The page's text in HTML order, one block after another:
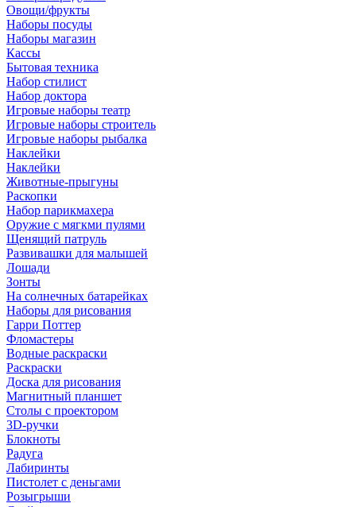
Овощи/фрукты
Наборы посуды
Наборы магазин
Кассы
Бытовая техника
Набор стилист
Набор доктора
Игровые наборы театр
Игровые наборы строитель
Игровые наборы рыбалка
Наклейки
Наклейки
Животные-прыгуны
Раскопки
Набор парикмахера
Оружие с мягкми пулями
Щенящий патруль
Развивашки для малышей
Лошади
Зонты
На солнечных батарейках
Наборы для рисования
Гарри Поттер
Фломастеры
Водные раскраски
Раскраски
Доска для рисования
Магнитный планшет
Столы с проектором
3D-ручки
Блокноты
Радуга
Лабиринты
Пистолет с деньгами
Розыгрыши